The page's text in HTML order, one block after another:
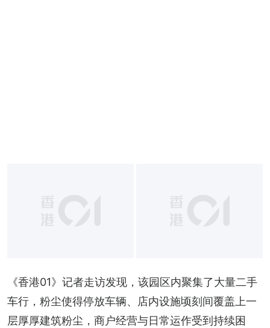
《香港01》记者走访发现，该园区内聚集了大量二手
车行，粉尘使得停放车辆、店内设施顷刻间覆盖上一
层厚厚建筑粉尘，商户经营与日常运作受到持续困